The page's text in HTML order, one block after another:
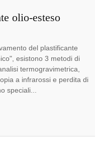
olio-esteso
del plastificante
esistono 3 metodi di
termogravimetrica,
a infrarossi e perdita di
speciali...